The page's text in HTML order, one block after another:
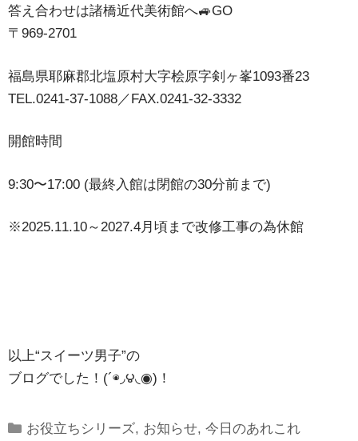
答え合わせは諸橋近代美術館へ🚙GO
〒969-2701
福島県耶麻郡北塩原村大字桧原字剣ヶ峯1093番23
TEL.0241-37-1088／FAX.0241-32-3332
開館時間
9:30〜17:00 (最終入館は閉館の30分前まで)
※2025.11.10～2027.4月頃まで改修工事の為休館
以上“スイーツ男子”の
ブログでした！(´◉◞౪◟◉)！
Categories
お役立ちシリーズ, お知らせ,今日のあれこれ